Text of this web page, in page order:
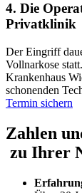
4. Die
Privatklinik
Der Eingriff
Vollnarkose
Krankenhaus
schonenden
Termin sichern
Zahlen
zu Ihrer